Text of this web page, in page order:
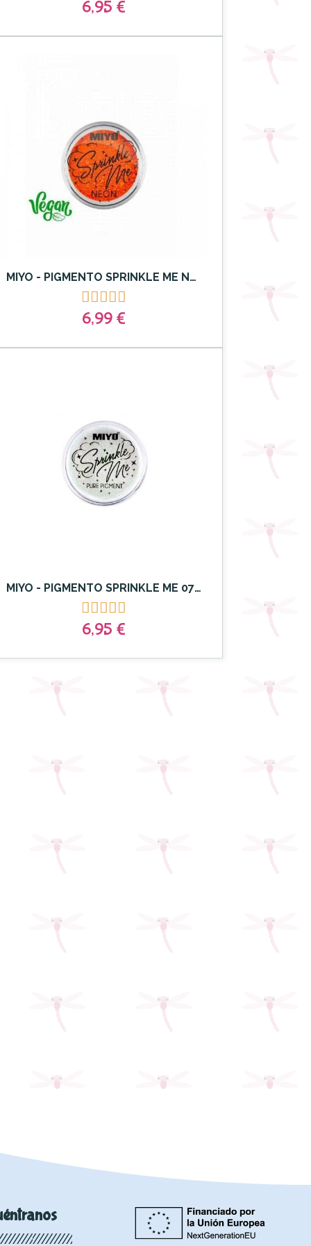
6,95 €
MIYO - PIGMENTO SPRINKLE ME NEON MIYO 21 Fluor Carrot

6,99 €
MIYO - PIGMENTO SPRINKLE ME 07 PINK OUNCE

6,95 €